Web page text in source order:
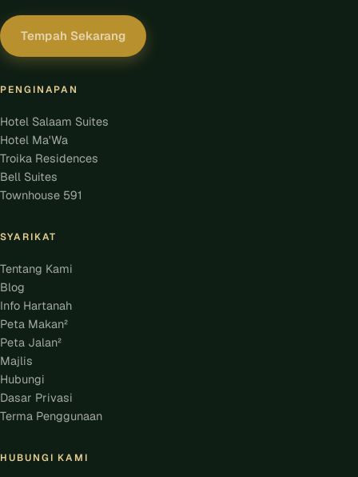
Tempah Sekarang
PENGINAPAN
Hotel Salaam Suites
Hotel Ma'Wa
Troika Residences
Bell Suites
Townhouse 591
SYARIKAT
Tentang Kami
Blog
Info Hartanah
Peta Makan²
Peta Jalan²
Majlis
Hubungi
Dasar Privasi
Terma Penggunaan
HUBUNGI KAMI